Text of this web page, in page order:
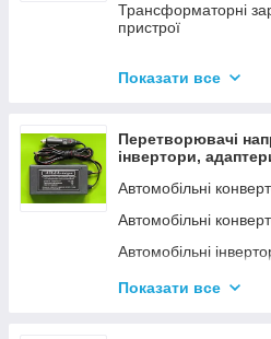
Трансформаторні
пристрої
Показати все
Перетворювачі
інвертори,
Автомобільні
Автомобільні
Автомобільні
Вольтметры
Показати все